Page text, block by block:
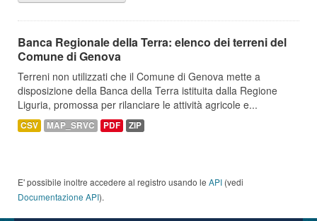
Banca Regionale della Terra: elenco dei terreni del
Comune di Genova
Terreni non utilizzati che il Comune di Genova mette a
disposizione della Banca della Terra istituita dalla Regione
Liguria, promossa per rilanciare le attività agricole e...
CSV MAP_SRVC PDF ZIP
E' possibile inoltre accedere al registro usando le API (vedi
Documentazione API).